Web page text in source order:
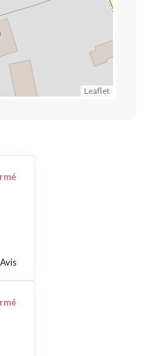
Leaflet
Avis